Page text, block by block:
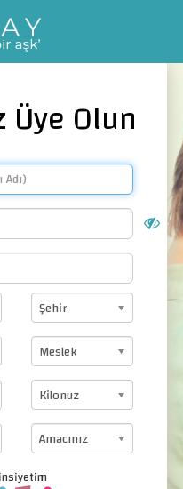
Olun
Şehir
Meslek
Kilonuz
Amacınız